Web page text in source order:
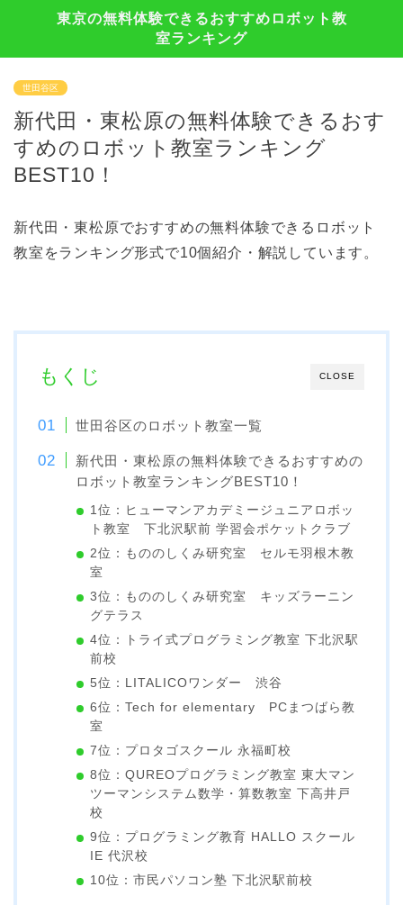
東京の無料体験できるおすすめロボット教
室ランキング
世田谷区
新代田・東松原の無料体験できるおす
すめのロボット教室ランキング
BEST10！
新代田・東松原でおすすめの無料体験できるロボット
教室をランキング形式で10個紹介・解説しています。
CLOSE
もくじ
世田谷区のロボット教室一覧
新代田・東松原の無料体験できるおすすめの
ロボット教室ランキングBEST10！
1位：ヒューマンアカデミージュニアロボッ
ト教室 下北沢駅前 学習会ポケットクラブ
2位：もののしくみ研究室 セルモ羽根木教
室
3位：もののしくみ研究室 キッズラーニン
グテラス
4位：トライ式プログラミング教室 下北沢駅
前校
5位：LITALICOワンダー 渋谷
6位：Tech for elementary PCまつばら教
室
7位：プロタゴスクール 永福町校
8位：QUREOプログラミング教室 東大マン
ツーマンシステム数学・算数教室 下高井戸
校
9位：プログラミング教育 HALLO スクール
IE 代沢校
10位：市民パソコン塾 下北沢駅前校